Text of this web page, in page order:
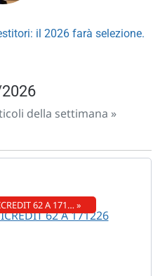
il 2026 farà selezione.
della settimana »
62 A 171… »